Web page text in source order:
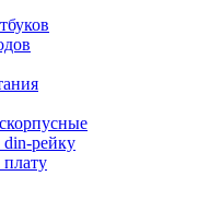
рейку